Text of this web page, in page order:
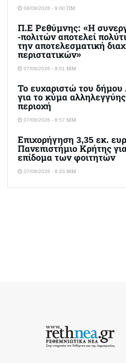
08/08/2026 - 9:00 ΠΜ
Π.Ε Ρεθύμνης: «Η
-πολιτών αποτελεί
την αποτελεσματική
περιστατικών»
07/08/2026 - 9:01 ΜΜ
Το ευχαριστώ του δήμου
για το κύμα
περιοχή
07/08/2026 - 8:57 ΜΜ
Επιχορήγηση 3,35 εκ.
Πανεπιστήμιο Κρήτης
επίδομα των φοιτητών
07/08/2026 - 8:33 ΜΜ